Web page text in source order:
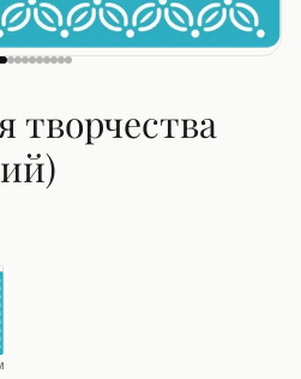
творчества